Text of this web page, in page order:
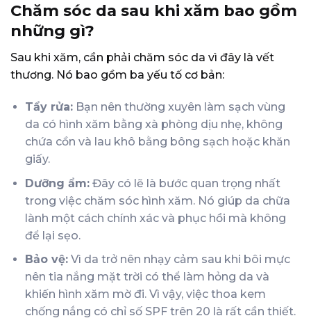
Chăm sóc da sau khi xăm bao gồm
những gì?
Sau khi xăm, cần phải chăm sóc da vì đây là vết
thương. Nó bao gồm ba yếu tố cơ bản:
Tẩy rửa:Bạn nên thường xuyên làm sạch vùng
da có hình xăm bằng xà phòng dịu nhẹ, không
chứa cồn và lau khô bằng bông sạch hoặc khăn
giấy.
Dưỡng ẩm:Đây có lẽ là bước quan trọng nhất
trong việc chăm sóc hình xăm. Nó giúp da chữa
lành một cách chính xác và phục hồi mà không
để lại sẹo.
Bảo vệ:Vì da trở nên nhạy cảm sau khi bôi mực
nên tia nắng mặt trời có thể làm hỏng da và
khiến hình xăm mờ đi. Vì vậy, việc thoa kem
chống nắng có chỉ số SPF trên 20 là rất cần thiết.